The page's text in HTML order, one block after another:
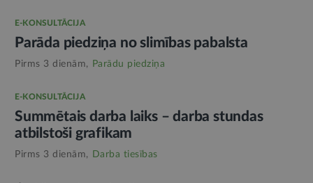
E-KONSULTĀCIJA
Parāda piedziņa no slimības pabalsta
Pirms 3 dienām, Parādu piedziņa
E-KONSULTĀCIJA
Summētais darba laiks – darba stundas
atbilstoši grafikam
Pirms 3 dienām, Darba tiesības